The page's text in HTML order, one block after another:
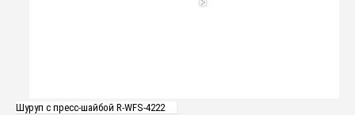
Шуруп с пресс-шайбой R-WFS-4222